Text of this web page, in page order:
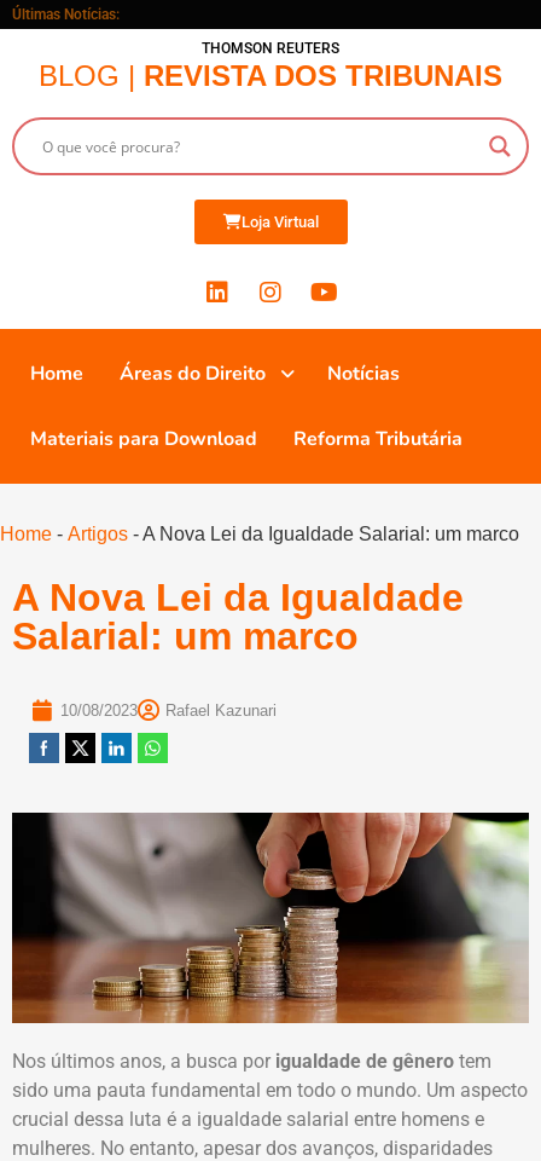
Últimas Notícias:
THOMSON REUTERS
BLOG | REVISTA DOS TRIBUNAIS
Loja Virtual
Home Áreas do Direito Notícias
Materiais para Download Reforma Tributária
Home - Artigos -A Nova Lei da Igualdade Salarial: um marco
A Nova Lei da Igualdade
Salarial: um marco
10/08/2023 Rafael Kazunari
Nos últimos anos, a busca por igualdade de gênero tem
sido uma pauta fundamental em todo o mundo. Um aspecto
crucial dessa luta é a igualdade salarial entre homens e
mulheres. No entanto, apesar dos avanços, disparidades